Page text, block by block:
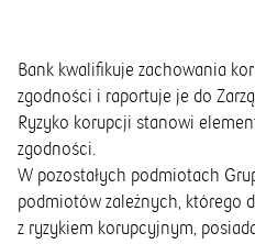
Bank kwalifikuje zachowania
zgodności i raportuje je do
Ryzyko korupcji stanowi
zgodności.
W pozostałych podmiotach
podmiotów zależnych, którego
z ryzykiem korupcyjnym,